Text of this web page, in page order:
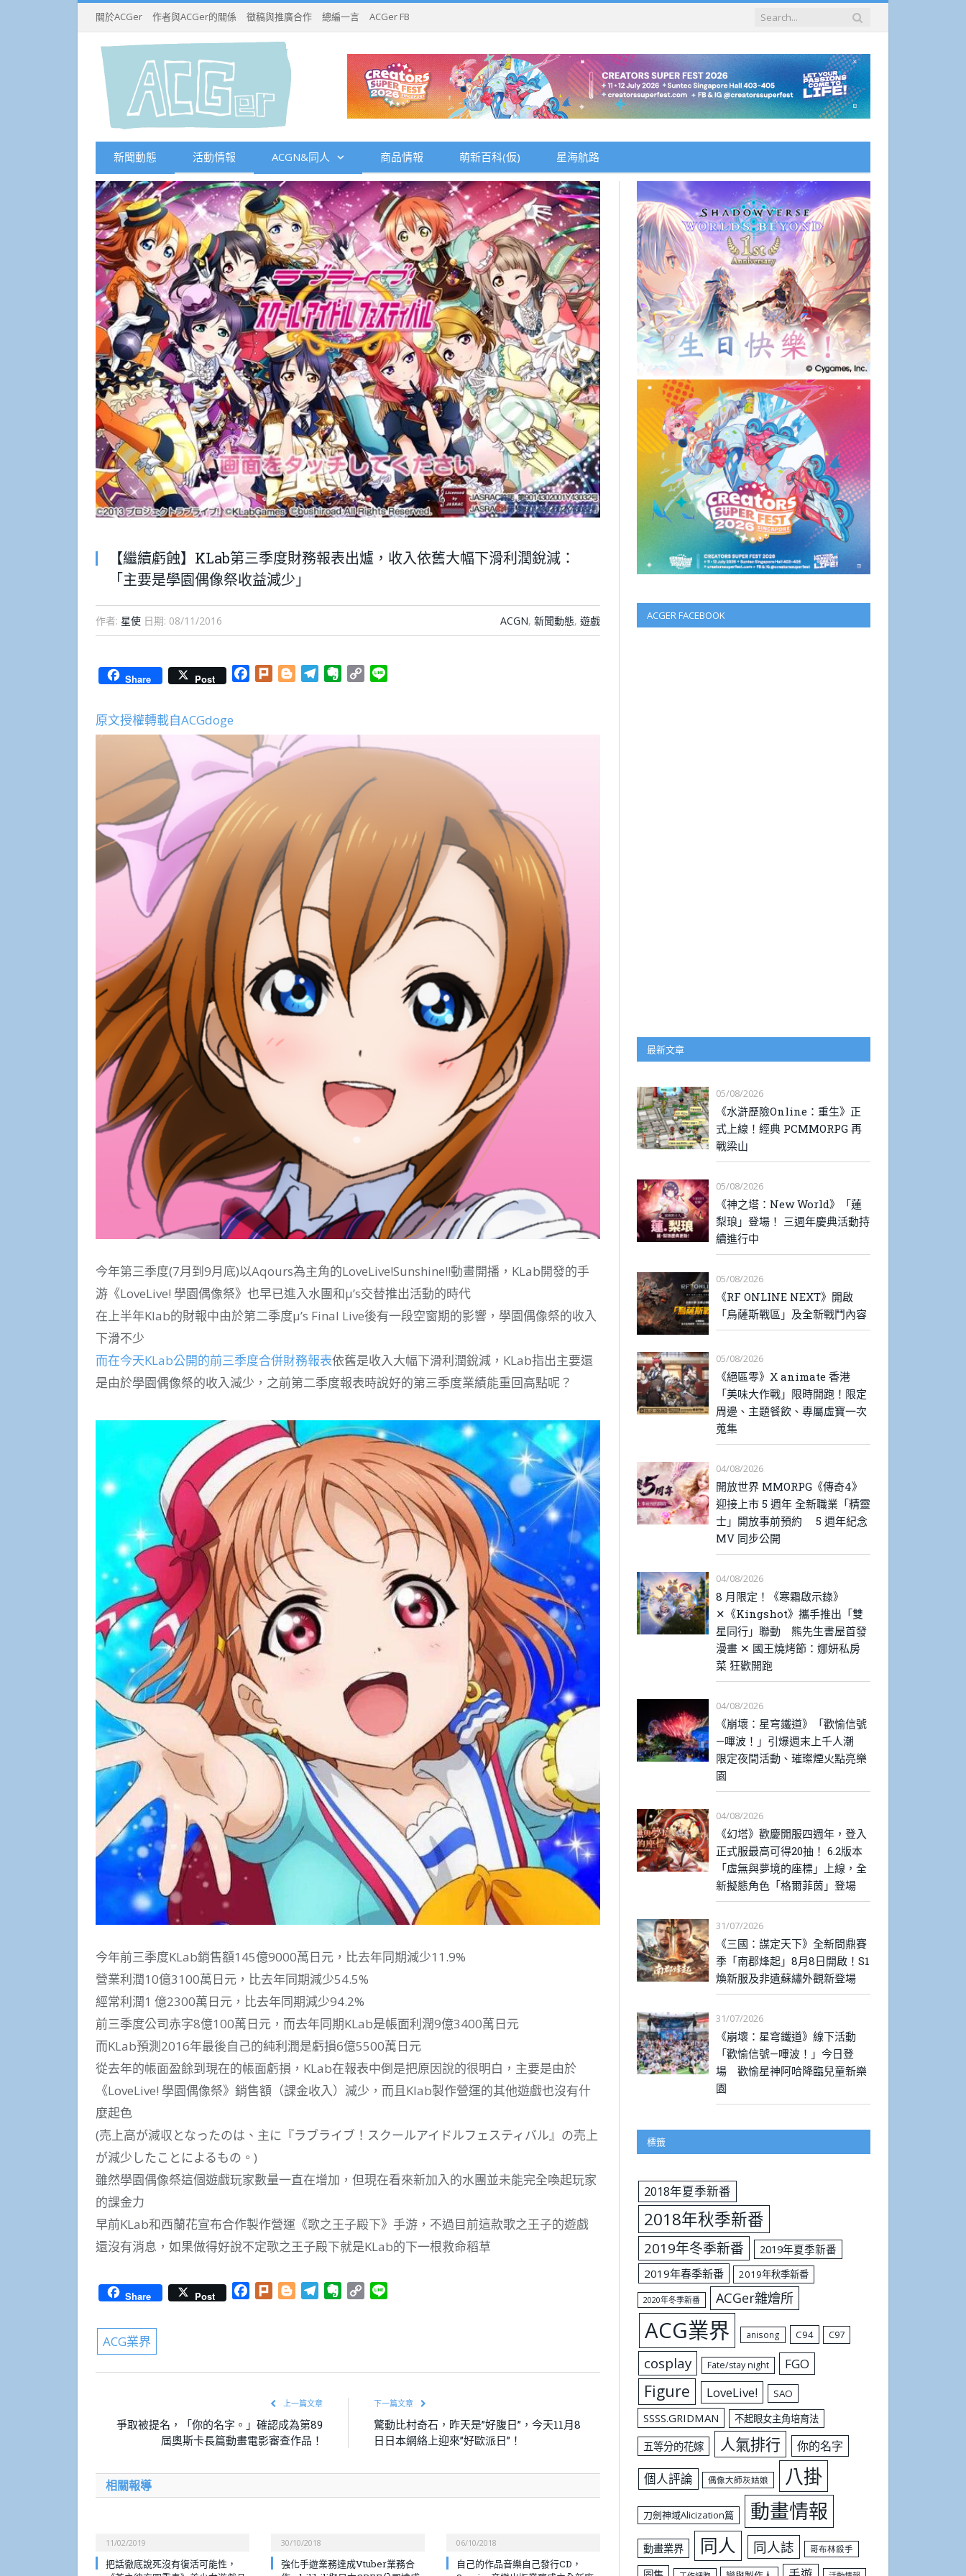
關於ACGer 作者與ACGer的關係 徵稿與推廣合作 總編一言 ACGer FB
新聞動態 活動情報 ACGN&同人 商品情報 萌新百科(仮) 星海航路
【繼續虧蝕】KLab第三季度財務報表出爐，收入依舊大幅下滑利潤銳減：
「主要是學園偶像祭收益減少」
作者: 星使 日期: 08/11/2016 ACGN, 新聞動態, 遊戲
Share Post Facebook
Plurk BloggerTelegramEvernote
Copy
原文授權轉載自ACGdoge
今年第三季度(7月到9月底)以Aqours為主角的LoveLive!Sunshine!!動畫開播，KLab開發的手
游《LoveLive! 學園偶像祭》也早已進入水團和μ’s交替推出活動的時代
在上半年Klab的財報中由於第二季度μ’s Final Live後有一段空窗期的影響，學園偶像祭的收入
下滑不少
而在今天KLab公開的前三季度合併財務報表依舊是收入大幅下滑利潤銳減，KLab指出主要還
是由於學園偶像祭的收入減少，之前第二季度報表時說好的第三季度業績能重回高點呢？
今年前三季度KLab銷售額145億9000萬日元，比去年同期減少11.9%
營業利潤10億3100萬日元，比去年同期減少54.5%
經常利潤1 億2300萬日元，比去年同期減少94.2%
前三季度公司赤字8億100萬日元，而去年同期KLab是帳面利潤9億3400萬日元
而KLab預測2016年最後自己的純利潤是虧損6億5500萬日元
從去年的帳面盈餘到現在的帳面虧損，KLab在報表中倒是把原因說的很明白，主要是由於
《LoveLive! 學園偶像祭》銷售額（課金收入）減少，而且Klab製作營運的其他遊戲也沒有什
麼起色
(売上高が減収となったのは、主に『ラブライブ！スクールアイドルフェスティバル』の売上
が減少したことによるもの。)
雖然學園偶像祭這個遊戲玩家數量一直在增加，但現在看來新加入的水團並未能完全喚起玩家
的課金力
早前KLab和西蘭花宣布合作製作營運《歌之王子殿下》手游，不過目前這款歌之王子的遊戲
還沒有消息，如果做得好說不定歌之王子殿下就是KLab的下一根救命稻草
Share Post Facebook
Plurk BloggerTelegramEvernote
Copy
ACG業界
上一篇文章
爭取被提名，「你的名字。」確認成為第89
屆奧斯卡長篇動畫電影審查作品！
下一篇文章
驚動比村奇石，昨天是”好腹日”，今天11月8
日日本網絡上迎來”好歐派日”！
相關報導
11/02/2019
把話徹底說死沒有復活可能性，
30/10/2018
強化手遊業務達成Vtuber業務合
06/10/2018
自己的作品音樂自己發行CD，
ACGER FACEBOOK
最新文章
05/08/2026
《水滸歷險Online：重生》正
式上線！經典 PCMMORPG 再
戰梁山
05/08/2026
《神之塔：New World》「蓮
梨琅」登場！ 三週年慶典活動持
續進行中
05/08/2026
《RF ONLINE NEXT》開啟
「烏薩斯戰區」及全新戰鬥內容
05/08/2026
《絕區零》X animate 香港
「美味大作戰」限時開跑！限定
周邊、主題餐飲、專屬虛寶一次
蒐集
04/08/2026
開放世界 MMORPG《傳奇4》
迎接上市 5 週年 全新職業「精靈
士」開放事前預約 5 週年紀念
MV 同步公開
04/08/2026
8 月限定！《寒霜啟示錄》
✕《Kingshot》攜手推出「雙
星同行」聯動 熊先生書屋首發
漫畫 ✕ 國王燒烤節：娜妍私房
菜 狂歡開跑
04/08/2026
《崩壞：星穹鐵道》「歡愉信號
—嗶波！」引爆週末上千人潮
限定夜間活動、璀璨煙火點亮樂
園
04/08/2026
《幻塔》歡慶開服四週年，登入
正式服最高可得20抽！ 6.2版本
「虛無與夢境的座標」上線，全
新擬態角色「格爾菲茵」登場
31/07/2026
《三國：謀定天下》全新問鼎賽
季「南郡烽起」8月8日開啟！S1
煥新服及非遺蘇繡外觀新登場
31/07/2026
《崩壞：星穹鐵道》線下活動
「歡愉信號—嗶波！」今日登
場 歡愉星神阿哈降臨兒童新樂
園
標籤
2018年夏季新番
2018年秋季新番
2019年冬季新番
2019年夏季新番
2019年春季新番
2019年秋季新番
2020年冬季新番 ACGer雜燴所
ACG業界 anisong C94 C97
cosplay Fate/stay night FGO
Figure LoveLive! SAO
SSSS.GRIDMAN 不起眼女主角培育法
五等分的花嫁 人氣排行 你的名字
個人評論 偶像大師灰姑娘 八掛
刀劍神域Alicization篇 動畫情報
動畫業界 同人 同人誌 哥布林殺手